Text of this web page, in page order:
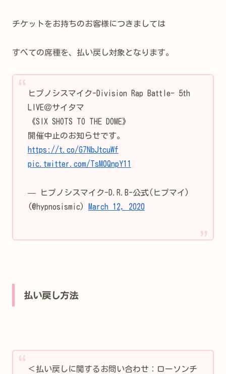
チケットをお持ちのお客様につきましては
すべての席種を、払い戻し対象となります。
ヒプノシスマイク-Division Rap Battle- 5th
LIVE＠サイタマ
《SIX SHOTS TO THE DOME》
開催中止のお知らせです。
https://t.co/G7NbJtcuWf
pic.twitter.com/TsM0QnpY11
— ヒプノシスマイク-D.R.B-公式(ヒプマイ)
(@hypnosismic)
March 12, 2020
払い戻し方法
＜払い戻しに関するお問い合わせ：ローソンチ